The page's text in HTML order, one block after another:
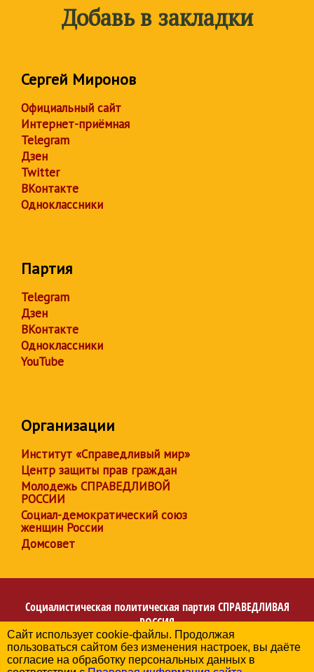
Добавь в закладки
Сергей Миронов
Официальный сайт
Интернет-приёмная
Telegram
Дзен
Twitter
ВКонтакте
Одноклассники
Партия
Telegram
Дзен
ВКонтакте
Одноклассники
YouTube
Организации
Институт «Справедливый мир»
Центр защиты прав граждан
Молодежь СПРАВЕДЛИВОЙ
РОССИИ
Социал-демократический союз
женщин России
Домсовет
Социалистическая политическая партия СПРАВЕДЛИВАЯ
РОССИЯ
Региональное отделение партии в Республике
Башкортостан
© 2006-2026
Сайт использует cookie-файлы. Продолжая
пользоваться сайтом без изменения настроек, вы даёте
согласие на обработку персональных данных в